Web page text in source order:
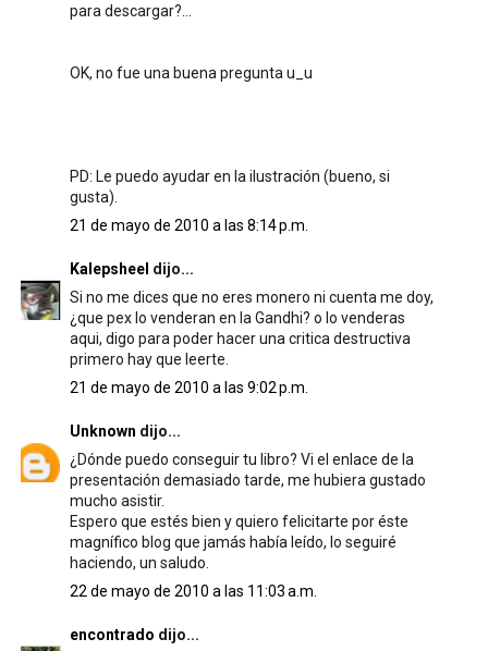
para descargar?...
OK, no fue una buena pregunta u_u
PD: Le puedo ayudar en la ilustración (bueno, si
gusta).
21 de mayo de 2010 a las 8:14 p.m.
Kalepsheel dijo...
Si no me dices que no eres monero ni cuenta me doy,
¿que pex lo venderan en la Gandhi? o lo venderas
aqui, digo para poder hacer una critica destructiva
primero hay que leerte.
21 de mayo de 2010 a las 9:02 p.m.
Unknown dijo...
¿Dónde puedo conseguir tu libro? Vi el enlace de la
presentación demasiado tarde, me hubiera gustado
mucho asistir.
Espero que estés bien y quiero felicitarte por éste
magnífico blog que jamás había leído, lo seguiré
haciendo, un saludo.
22 de mayo de 2010 a las 11:03 a.m.
encontrado dijo...